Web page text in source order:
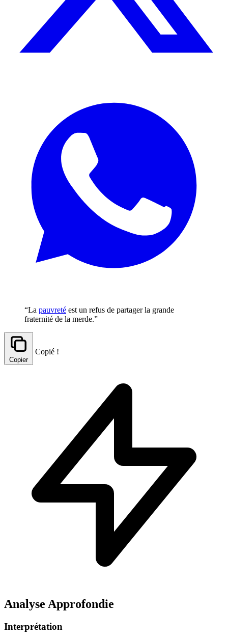
“La pauvreté est un refus de partager la grande
fraternité de la merde.”
Copier
Copié !
Analyse Approfondie
Interprétation